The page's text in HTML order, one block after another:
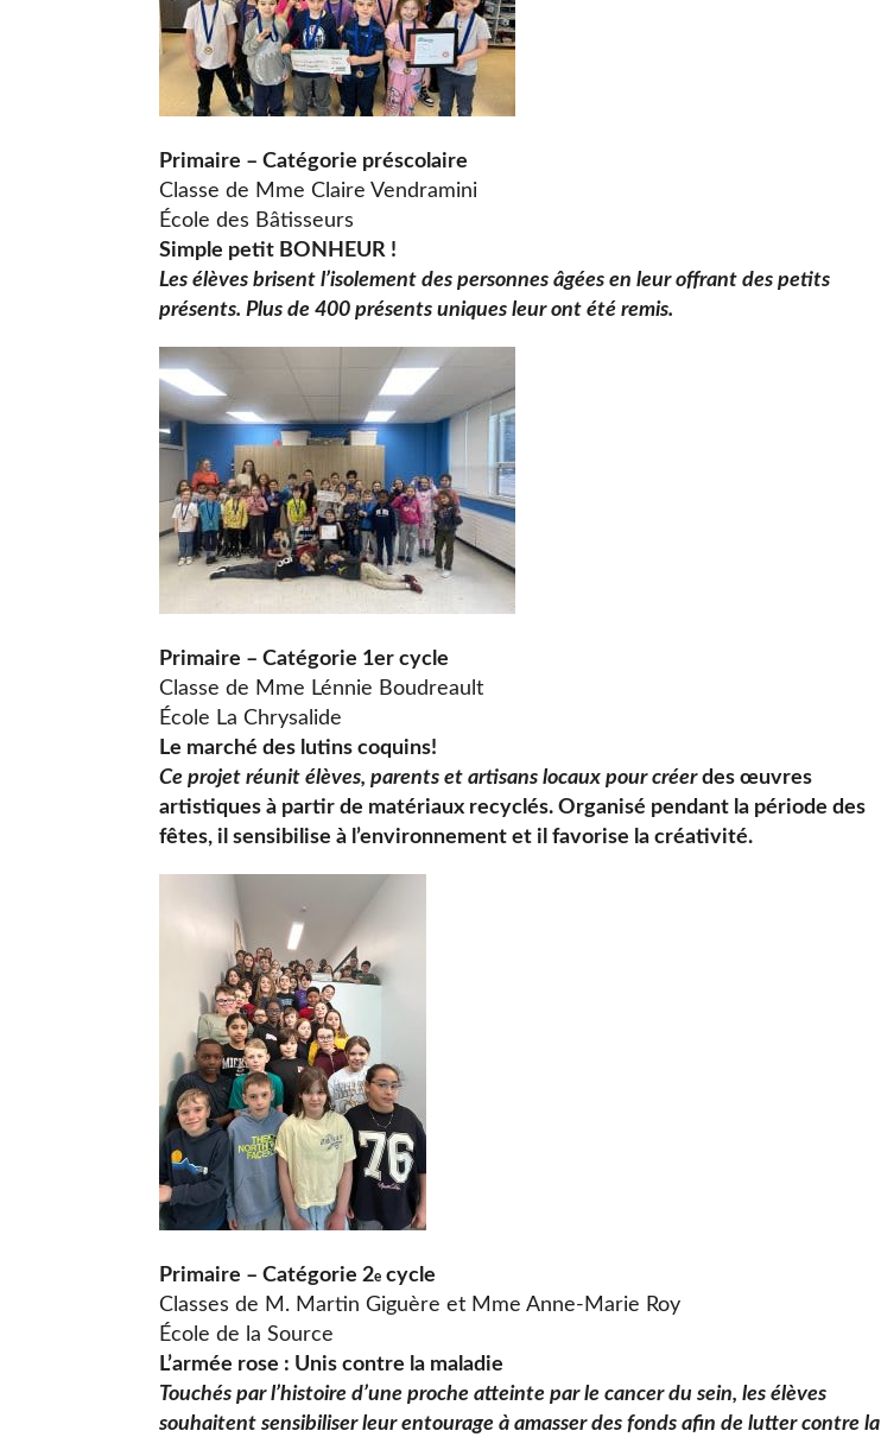
Primaire – Catégorie préscolaire
Classe de Mme Claire Vendramini
École des Bâtisseurs
Simple petit BONHEUR !
Les élèves brisent l’isolement des personnes âgées en leur offrant des petits
présents. Plus de 400 présents uniques leur ont été remis.
Primaire – Catégorie 1er cycle
Classe de Mme Lénnie Boudreault
École La Chrysalide
Le marché des lutins coquins!
Ce projet réunit élèves, parents et artisans locaux pour créerdes œuvres
artistiques à partir de matériaux recyclés. Organisé pendant la période des
fêtes, il sensibilise à l’environnement et il favorise la créativité.
Primaire – Catégorie 2e cycle
Classes de M. Martin Giguère et Mme Anne-Marie Roy
École de la Source
L’armée rose : Unis contre la maladie
Touchés par l’histoire d’une proche atteinte par le cancer du sein, les élèves
souhaitent sensibiliser leur entourage à amasser des fonds afin de lutter contre la